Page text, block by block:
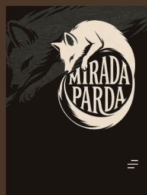
al
contenido